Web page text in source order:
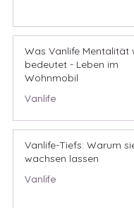
Was Vanlife Mentalität
bedeutet - Leben im
Wohnmobil
Vanlife
Vanlife-Tiefs: Warum
wachsen lassen
Vanlife